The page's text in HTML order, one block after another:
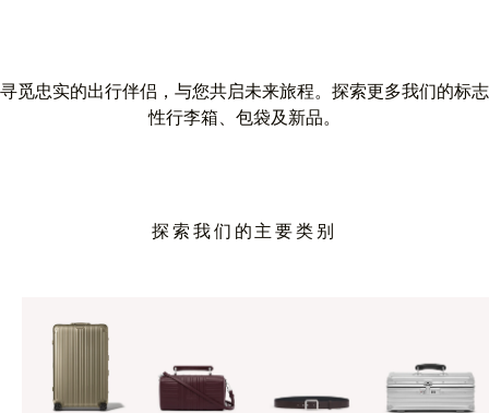
寻觅忠实的出行伴侣，与您共启未来旅程。探索更多我们的标志
性行李箱、包袋及新品。
探索我们的主要类别